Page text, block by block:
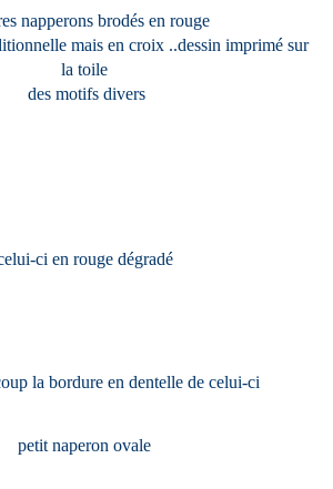
napperons brodés en rouge
mais en croix ..dessin imprimé sur
la toile
des motifs divers
ci en rouge dégradé
la bordure en dentelle de celui-ci
petit naperon ovale